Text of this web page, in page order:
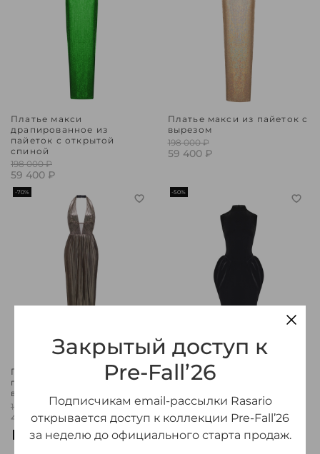
Платье макси
драпированное из
пайеток с открытой
спиной
198 000 ₽
59 400 ₽
Платье макси из пайеток с
вырезом
198 000 ₽
59 400 ₽
-70%
Платье макси
плиссированное с
вырезом
165 000 ₽
49 500 ₽
-50%
Платье миди из бархата
80 000 ₽
-50%
Закрытый доступ к
Pre-Fall’26
Подписчикам email-рассылки Rasario
открывается доступ к коллекции Pre-Fall’26
за неделю до официального старта продаж.